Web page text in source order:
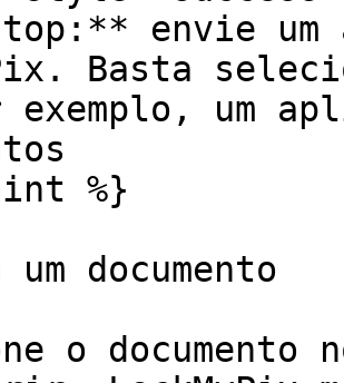
envie um
Basta
exemplo, um
%}
documento
o